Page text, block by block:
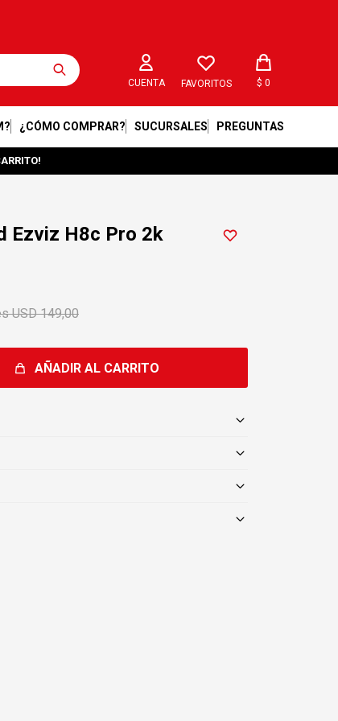
¿CÓMO COMPRAR? SUCURSALES PREGUNTAS
FAVORITOS $ 0
Ezviz H8c Pro 2k
USD 149,00
AÑADIR AL CARRITO